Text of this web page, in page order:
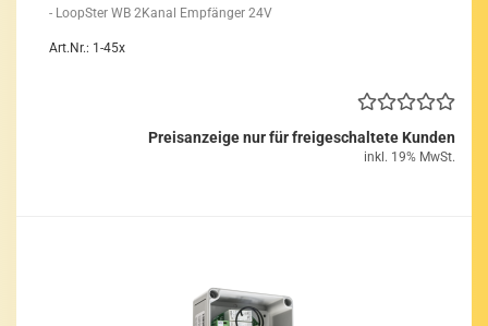
- LoopS­ter WB 2Kanal Emp­fän­ger 24V
Art.Nr.: 1-45x
Preisanzeige nur für freigeschaltete Kunden
inkl. 19% MwSt.